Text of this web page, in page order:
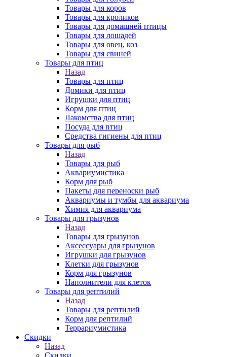
Товары для коров
Товары для кроликов
Товары для домашней птицы
Товары для лошадей
Товары для овец, коз
Товары для свиней
Товары для птиц
Назад
Товары для птиц
Домики для птиц
Игрушки для птиц
Корм для птиц
Лакомства для птиц
Посуда для птиц
Средства гигиены для птиц
Товары для рыб
Назад
Товары для рыб
Аквариумистика
Корм для рыб
Пакеты для переноски рыб
Аквариумы и тумбы для аквариума
Химия для аквариума
Товары для грызунов
Назад
Товары для грызунов
Аксессуары для грызунов
Игрушки для грызунов
Клетки для грызунов
Корм для грызунов
Наполнители для клеток
Товары для рептилий
Назад
Товары для рептилий
Корм для рептилий
Террариумистика
Скидки
Назад
Скидки